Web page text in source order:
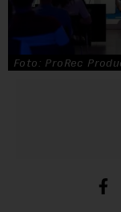
Foto: ProRec